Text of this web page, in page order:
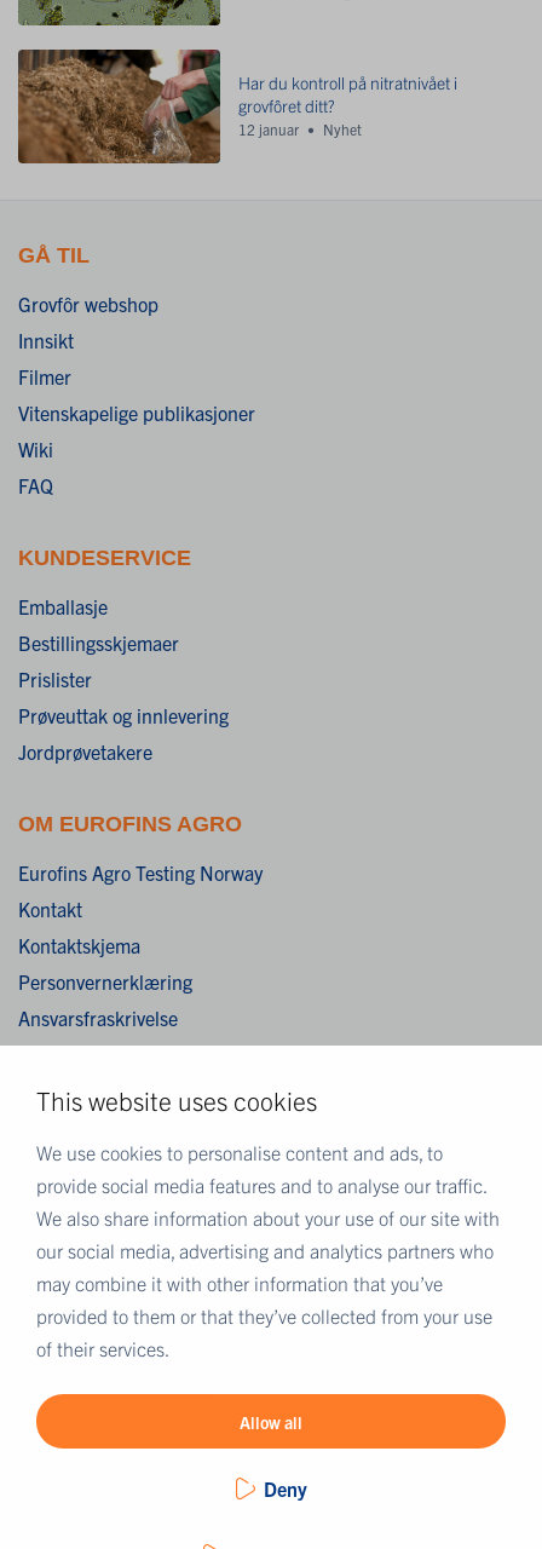
This website uses cookies
We use cookies to personalise content and ads, to
provide social media features and to analyse our traffic.
We also share information about your use of our site with
our social media, advertising and analytics partners who
may combine it with other information that you’ve
provided to them or that they’ve collected from your use
of their services.
Allow all
Deny
Har du kontroll på nitratnivået i
grovfôret ditt?
12 januar Nyhet
GÅ TIL
Grovfôr webshop
Innsikt
Filmer
Vitenskapelige publikasjoner
Wiki
FAQ
KUNDESERVICE
Emballasje
Bestillingsskjemaer
Prislister
Prøveuttak og innlevering
Jordprøvetakere
OM EUROFINS AGRO
Eurofins Agro Testing Norway
Kontakt
Kontaktskjema
Personvernerklæring
Ansvarsfraskrivelse
Eurofins Scientific
Eurofins i Norge
Eurofins Scientific public group directory
Eurofins Worldwide Map
Eurofins Careers